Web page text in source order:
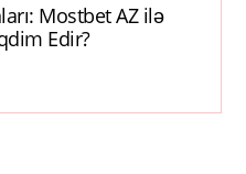
Mostbet AZ ilə
Edir?